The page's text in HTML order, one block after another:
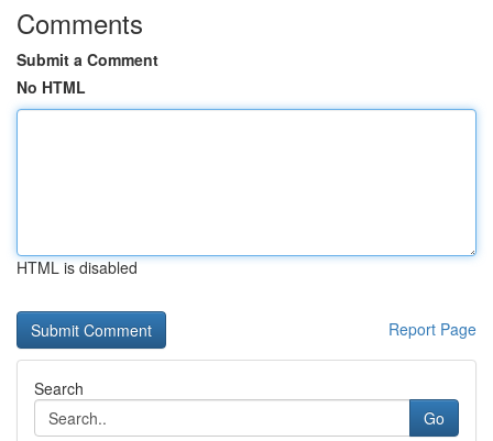
Comments
Submit a Comment
No HTML
HTML is disabled
Report Page
Search
Go